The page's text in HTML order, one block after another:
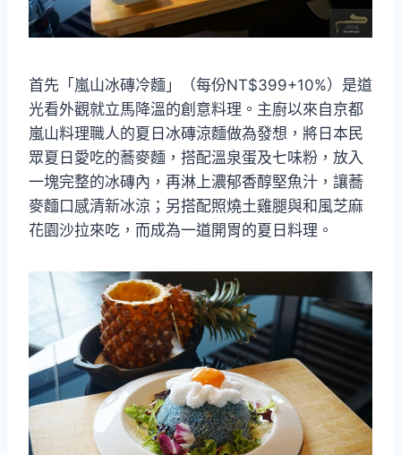
首先「嵐山冰磚冷麵」（每份NT$399+10%）是道
光看外觀就立馬降溫的創意料理。主廚以來自京都
嵐山料理職人的夏日冰磚涼麵做為發想，將日本民
眾夏日愛吃的蕎麥麵，搭配溫泉蛋及七味粉，放入
一塊完整的冰磚內，再淋上濃郁香醇堅魚汁，讓蕎
麥麵口感清新冰涼；另搭配照燒土雞腿與和風芝麻
花園沙拉來吃，而成為一道開胃的夏日料理。